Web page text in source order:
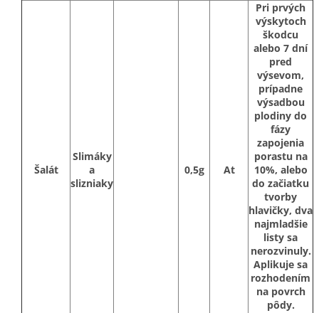
Šalát
Slimáky
a
slizniaky
0,5g At
Pri prvých
výskytoch
škodcu
alebo 7 dní
pred
výsevom,
prípadne
výsadbou
plodiny do
fázy
zapojenia
porastu na
10%, alebo
do začiatku
tvorby
hlavičky, dva
najmladšie
listy sa
nerozvinuly.
Aplikuje sa
rozhodením
na povrch
pôdy.